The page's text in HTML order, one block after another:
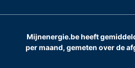
Mijnenergie.be heeft
per maand, gemeten over de